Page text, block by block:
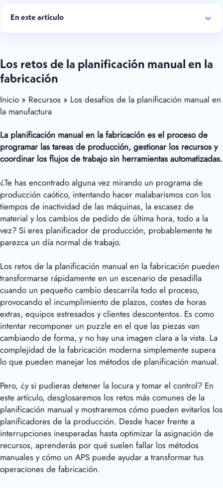
En este artículo
Los retos de la planificación manual en la
fabricación
Inicio » Recursos » Los desafíos de la planificación manual en
la manufactura
La planificación manual en la fabricación es el proceso de
programar las tareas de producción, gestionar los recursos y
coordinar los flujos de trabajo sin herramientas automatizadas.
¿Te has encontrado alguna vez mirando un programa de
producción caótico, intentando hacer malabarismos con los
tiempos de inactividad de las máquinas, la escasez de
material y los cambios de pedido de última hora, todo a la
vez? Si eres planificador de producción, probablemente te
parezca un día normal de trabajo.
Los retos de la planificación manual en la fabricación pueden
transformarse rápidamente en un escenario de pesadilla
cuando un pequeño cambio descarrila todo el proceso,
provocando el incumplimiento de plazos, costes de horas
extras, equipos estresados y clientes descontentos. Es como
intentar recomponer un puzzle en el que las piezas van
cambiando de forma, y no hay una imagen clara a la vista. La
complejidad de la fabricación moderna simplemente supera
lo que pueden manejar los métodos de planificación manual.
Pero, ¿y si pudieras detener la locura y tomar el control? En
este artículo, desglosaremos los retos más comunes de la
planificación manual y mostraremos cómo pueden evitarlos los
planificadores de la producción. Desde hacer frente a
interrupciones inesperadas hasta optimizar la asignación de
recursos, aprenderás por qué suelen fallar los métodos
manuales y cómo un APS puede ayudar a transformar tus
operaciones de fabricación.